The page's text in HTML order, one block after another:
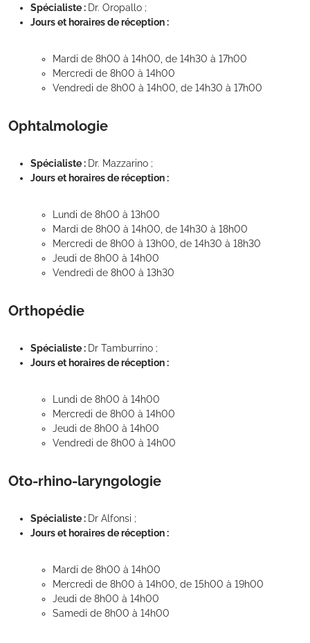
Spécialiste : Dr. Oropallo ;
Jours et horaires de réception :
Mardi de 8h00 à 14h00, de 14h30 à 17h00
Mercredi de 8h00 à 14h00
Vendredi de 8h00 à 14h00, de 14h30 à 17h00
Ophtalmologie
Spécialiste : Dr. Mazzarino ;
Jours et horaires de réception :
Lundi de 8h00 à 13h00
Mardi de 8h00 à 14h00, de 14h30 à 18h00
Mercredi de 8h00 à 13h00, de 14h30 à 18h30
Jeudi de 8h00 à 14h00
Vendredi de 8h00 à 13h30
Orthopédie
Spécialiste : Dr Tamburrino ;
Jours et horaires de réception :
Lundi de 8h00 à 14h00
Mercredi de 8h00 à 14h00
Jeudi de 8h00 à 14h00
Vendredi de 8h00 à 14h00
Oto-rhino-laryngologie
Spécialiste : Dr Alfonsi ;
Jours et horaires de réception :
Mardi de 8h00 à 14h00
Mercredi de 8h00 à 14h00, de 15h00 à 19h00
Jeudi de 8h00 à 14h00
Samedi de 8h00 à 14h00